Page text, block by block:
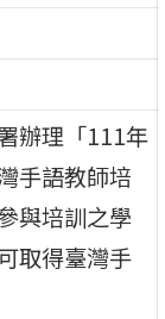
辦理「111年
手語教師培
與培訓之學
取得臺灣手